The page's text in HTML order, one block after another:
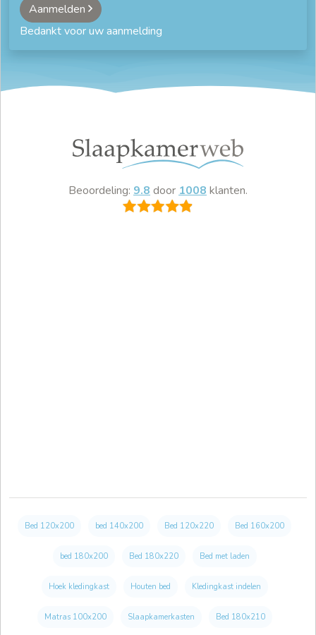
Aanmelden
Bedankt voor uw aanmelding
Beoordeling: 9.8 door 1008 klanten.
Bed 120x200 bed 140x200 Bed 120x220 Bed 160x200
bed 180x200 Bed 180x220 Bed met laden
Hoek kledingkast Houten bed Kledingkast indelen
Matras 100x200 Slaapkamerkasten Bed 180x210